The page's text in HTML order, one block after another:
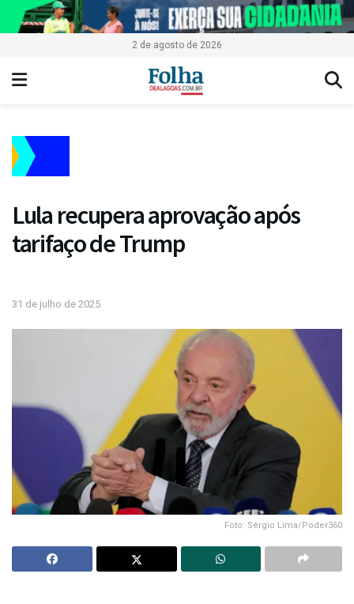
2 de agosto de 2026
Lula recupera aprovação após
tarifaço de Trump
31 de julho de 2025
Foto: Sérgio Lima/Poder360